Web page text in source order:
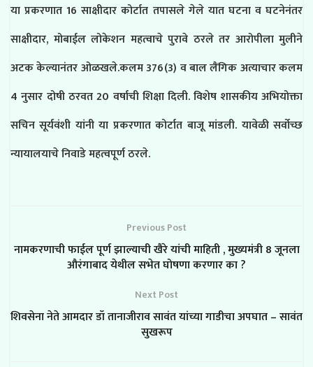
या प्रकरणात 16 साक्षीदार कोर्टात तपासले गेले यात घटना व घटनेनंतर
साक्षीदार, मोबाईल लोकेशन महत्वाचे पुरावे ठरले तर आरोपीला मुलीने
अटक केल्यानंतर ओळखले.कलम 376(3) व बाल लैंगिक अत्याचार कलम
4 नुसार दोषी ठरवत 20 वर्षाची शिक्षा दिली. विशेष शासकीय अभियोक्ता
सचिन सूर्यवंशी यांनी या प्रकरणात कोर्टात बाजू मांडली. यावेळी सर्वोच्छ
न्यायालयाचे निवाडे महत्वपूर्ण ठरले.
Previous Post
नामकरणाची फाईल पूर्ण झाल्याची खैरे यांची माहिती , मुख्यमंत्री 8 जूनला
औरंगाबाद येथील सभेत घोषणा करणार का ?
Next Post
शिवसेना नेते आमदार डॉ तानाजीराव सावंत यांच्या गाडीचा अपघात – सावंत
सुखरूप